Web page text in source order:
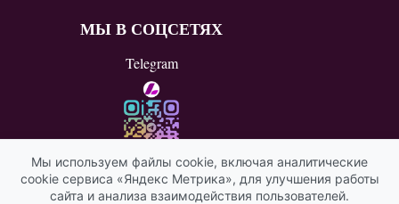
МЫ В СОЦСЕТЯХ
Telegram
ВКонтакте
Мы используем файлы cookie, включая аналитические
cookie сервиса «Яндекс Метрика», для улучшения работы
сайта и анализа взаимодействия пользователей.